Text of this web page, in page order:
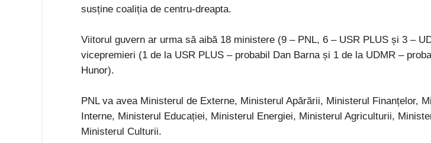
susține coaliția de centru-dreapta.
Viitorul guvern ar urma să aibă 18 ministere (9 – PNL, 6 – USR PLUS și 3 –
vicepremieri (1 de la USR PLUS – probabil Dan Barna și 1 de la UDMR –
Hunor).
PNL va avea Ministerul de Externe, Ministerul Apărării, Ministerul Finanțelor,
Interne, Ministerul Educației, Ministerul Energiei, Ministerul Agriculturii,
Ministerul Culturii.